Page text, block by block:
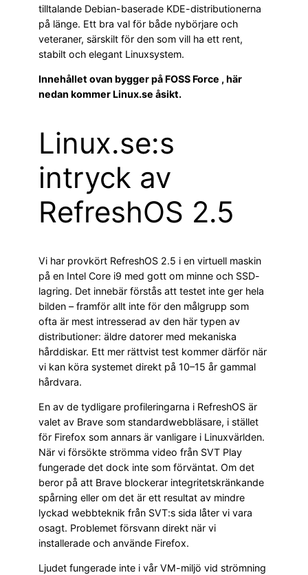
tilltalande Debian-baserade KDE-distributionerna
på länge. Ett bra val för både nybörjare och
veteraner, särskilt för den som vill ha ett rent,
stabilt och elegant Linuxsystem.
Innehållet ovan bygger på FOSS Force , här
nedan kommer Linux.se åsikt.
Linux.se:s
intryck av
RefreshOS 2.5
Vi har provkört RefreshOS 2.5 i en virtuell maskin
på en Intel Core i9 med gott om minne och SSD-
lagring. Det innebär förstås att testet inte ger hela
bilden – framför allt inte för den målgrupp som
ofta är mest intresserad av den här typen av
distributioner: äldre datorer med mekaniska
hårddiskar. Ett mer rättvist test kommer därför när
vi kan köra systemet direkt på 10–15 år gammal
hårdvara.
En av de tydligare profileringarna i RefreshOS är
valet av Brave som standardwebbläsare, i stället
för Firefox som annars är vanligare i Linuxvärlden.
När vi försökte strömma video från SVT Play
fungerade det dock inte som förväntat. Om det
beror på att Brave blockerar integritetskränkande
spårning eller om det är ett resultat av mindre
lyckad webbteknik från SVT:s sida låter vi vara
osagt. Problemet försvann direkt när vi
installerade och använde Firefox.
Ljudet fungerade inte i vår VM-miljö vid strömning